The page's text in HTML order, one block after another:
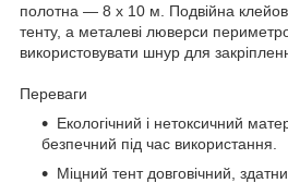
полотна — 8 х 10 м. Подвійна
тенту, а металеві люверси
використовувати шнур для
Переваги
Екологічний і нетоксичний
безпечний під час використання.
Міцний тент довговічний,